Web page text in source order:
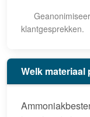
klantgesprekken.
Welk